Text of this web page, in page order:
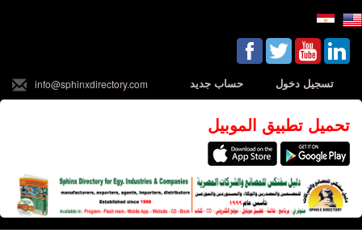
تسجيل دخول حساب جديد info@sphinxdirectory.com
تحميل تطبيق الموبيل